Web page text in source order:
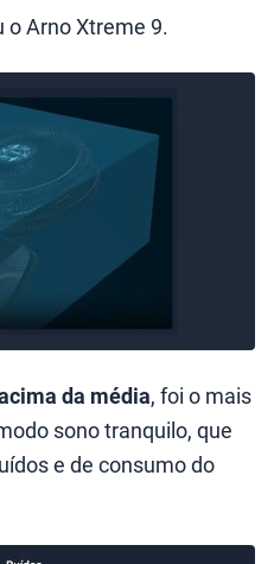
o Arno Xtreme 9.
da média, foi o mais
sono tranquilo, que
e de consumo do